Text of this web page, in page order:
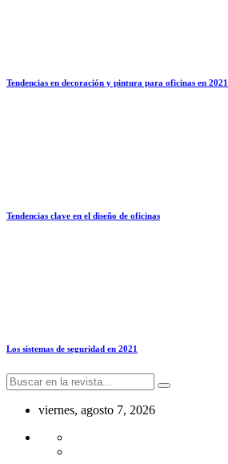
Tendencias en decoración y pintura para oficinas en 2021
Tendencias clave en el diseño de oficinas
Los sistemas de seguridad en 2021
viernes, agosto 7, 2026